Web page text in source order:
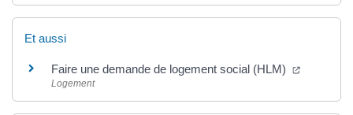
Et aussi
Faire une demande de logement social (HLM)
Logement